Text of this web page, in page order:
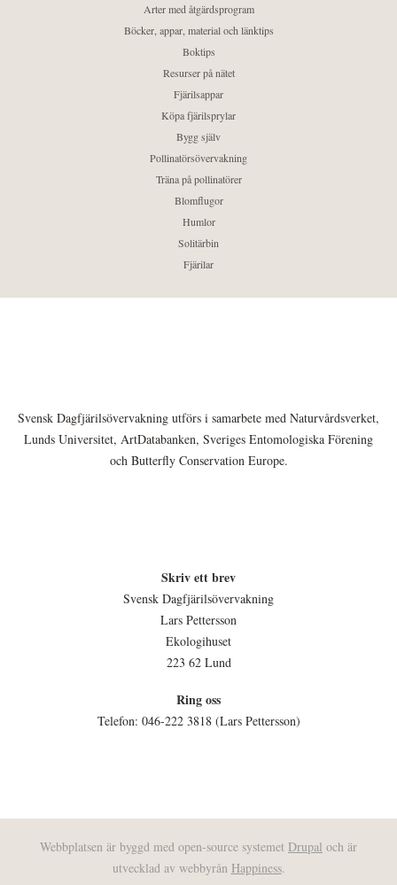
Arter med åtgärdsprogram
Böcker, appar, material och länktips
Boktips
Resurser på nätet
Fjärilsappar
Köpa fjärilsprylar
Bygg själv
Pollinatörsövervakning
Träna på pollinatörer
Blomflugor
Humlor
Solitärbin
Fjärilar
Svensk Dagfjärilsövervakning utförs i samarbete med Naturvårdsverket,
Lunds Universitet, ArtDatabanken, Sveriges Entomologiska Förening
och Butterfly Conservation Europe.
Skriv ett brev
Svensk Dagfjärilsövervakning
Lars Pettersson
Ekologihuset
223 62 Lund
Ring oss
Telefon: 046-222 3818 (Lars Pettersson)
Webbplatsen är byggd med open-source systemet Drupal och är
utvecklad av webbyrån Happiness.